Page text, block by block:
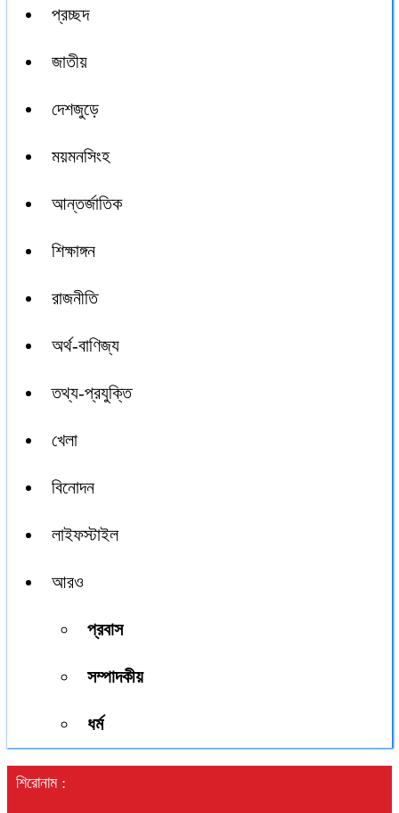
প্রচ্ছদ
জাতীয়
দেশজুড়ে
ময়মনসিংহ
আন্তর্জাতিক
শিক্ষাঙ্গন
রাজনীতি
অর্থ-বাণিজ্য
তথ্য-প্রযুক্তি
খেলা
বিনোদন
লাইফস্টাইল
আরও
প্রবাস
সম্পাদকীয়
ধর্ম
শিরোনাম :